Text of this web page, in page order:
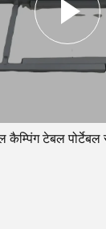
टेबल पोर्टेबल